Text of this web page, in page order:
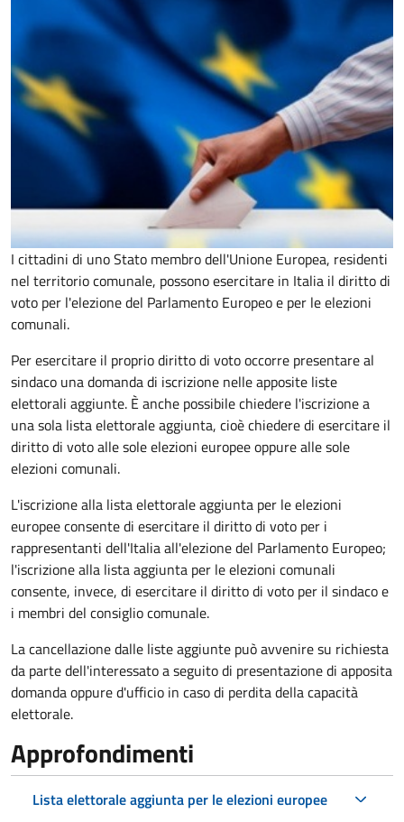
I cittadini di uno Stato membro dell'Unione Europea, residenti
nel territorio comunale, possono esercitare in Italia il diritto di
voto per l'elezione del Parlamento Europeo e per le elezioni
comunali.
Per esercitare il proprio diritto di voto occorre presentare al
sindaco una domanda di iscrizione nelle apposite liste
elettorali aggiunte. È anche possibile chiedere l'iscrizione a
una sola lista elettorale aggiunta, cioè chiedere di esercitare il
diritto di voto alle sole elezioni europee oppure alle sole
elezioni comunali.
L'iscrizione alla lista elettorale aggiunta per le elezioni
europee consente di esercitare il diritto di voto per i
rappresentanti dell'Italia all'elezione del Parlamento Europeo;
l'iscrizione alla lista aggiunta per le elezioni comunali
consente, invece, di esercitare il diritto di voto per il sindaco e
i membri del consiglio comunale.
La cancellazione dalle liste aggiunte può avvenire su richiesta
da parte dell'interessato a seguito di presentazione di apposita
domanda oppure d'ufficio in caso di perdita della capacità
elettorale.
Approfondimenti
Lista elettorale aggiunta per le elezioni europee